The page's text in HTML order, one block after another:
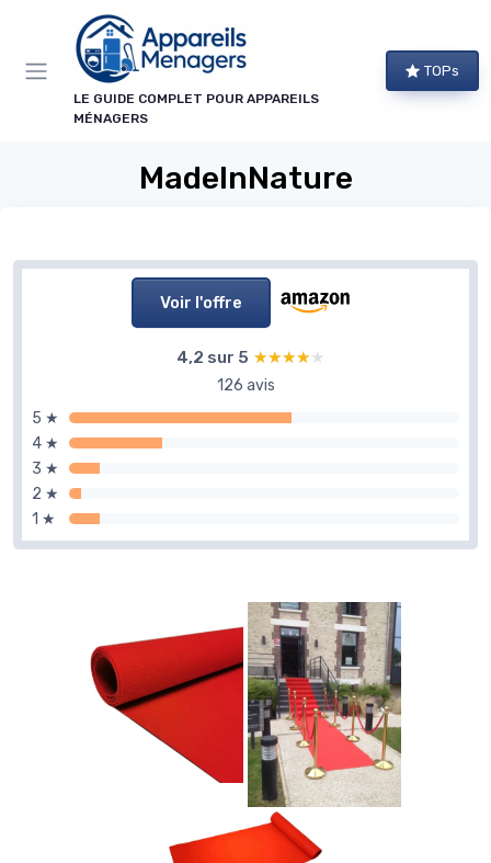
LE GUIDE COMPLET POUR APPAREILS
MÉNAGERS
TOPs
MadeInNature
Voir l'offre
4,2 sur 5 ★★★★★
★★★★★
126 avis
5 ★
4 ★
3 ★
2 ★
1 ★
Panneau de gestion des cookies